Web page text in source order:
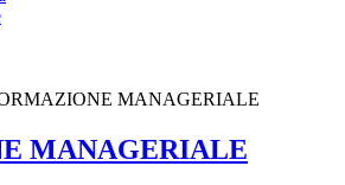
MANAGERIALE
MANAGERIALE